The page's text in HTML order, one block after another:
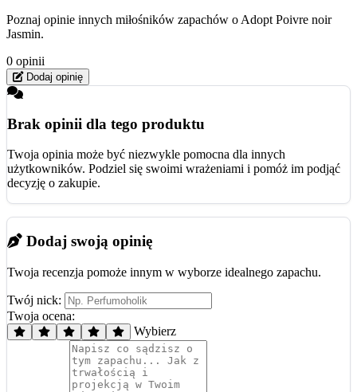
Poznaj opinie innych miłośników zapachów o Adopt Poivre noir
Jasmin.
0 opinii
Dodaj opinię
Brak opinii dla tego produktu
Twoja opinia może być niezwykle pomocna dla innych
użytkowników. Podziel się swoimi wrażeniami i pomóż im podjąć
decyzję o zakupie.
Dodaj swoją opinię
Twoja recenzja pomoże innym w wyborze idealnego zapachu.
Twój nick:
Twoja ocena:
Wybierz